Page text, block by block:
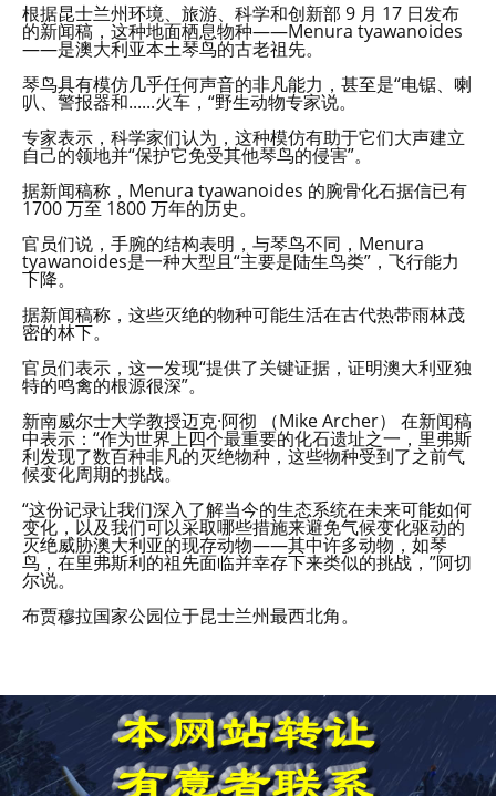
根据昆士兰州环境、旅游、科学和创新部 9 月 17 日发布
的新闻稿，这种地面栖息物种——Menura tyawanoides
——是澳大利亚本土琴鸟的古老祖先。
琴鸟具有模仿几乎任何声音的非凡能力，甚至是“电锯、喇
叭、警报器和......火车，“野生动物专家说。
专家表示，科学家们认为，这种模仿有助于它们大声建立
自己的领地并“保护它免受其他琴鸟的侵害”。
据新闻稿称，Menura tyawanoides 的腕骨化石据信已有
1700 万至 1800 万年的历史。
官员们说，手腕的结构表明，与琴鸟不同，Menura
tyawanoides是一种大型且“主要是陆生鸟类”，飞行能力
下降。
据新闻稿称，这些灭绝的物种可能生活在古代热带雨林茂
密的林下。
官员们表示，这一发现“提供了关键证据，证明澳大利亚独
特的鸣禽的根源很深”。
新南威尔士大学教授迈克·阿彻 （Mike Archer） 在新闻稿
中表示：“作为世界上四个最重要的化石遗址之一，里弗斯
利发现了数百种非凡的灭绝物种，这些物种受到了之前气
候变化周期的挑战。
“这份记录让我们深入了解当今的生态系统在未来可能如何
变化，以及我们可以采取哪些措施来避免气候变化驱动的
灭绝威胁澳大利亚的现存动物——其中许多动物，如琴
鸟，在里弗斯利的祖先面临并幸存下来类似的挑战，”阿切
尔说。
布贾穆拉国家公园位于昆士兰州最西北角。